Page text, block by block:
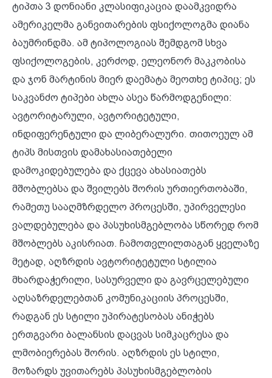
ტიპთა 3 დონიანი კლასიფიკაცია დაამკვიდრა
ამერიკელმა განვითარების ფსიქოლოგმა დიანა
ბაუმრინდმა. ამ ტიპოლოგიას შემდგომ სხვა
ფსიქოლოგების, კერძოდ, ელეონორ მაკკობისა
და ჯონ მარტინის მიერ დაემატა მეოთხე ტიპიც; ეს
საკვანძო ტიპები ახლა ასეა წარმოდგენილი:
ავტორიტარული, ავტორიტეტული,
ინდიფერენტული და ლიბერალური. თითოეულ ამ
ტიპს მისთვის დამახასიათებელი
დამოკიდებულება და ქცევა ახასიათებს
მშობლებსა და შვილებს შორის ურთიერთობაში,
რამეთუ სააღმზრდელო პროცესში, უპირველესი
ვალდებულება და პასუხისმგებლობა სწორედ რომ
მშობლებს აკისრიათ. ჩამოთვლილთაგან ყველაზე
მეტად, აღზრდის ავტორიტეტული სტილია
მხარდაჭერილი, სასურველი და გავრცელებული
აღსაზრდელებთან კომუნიკაციის პროცესში,
რადგან ეს სტილი უპირატესობას ანიჭებს
ერთგვარი ბალანსის დაცვას სიმკაცრესა და
ლმობიერებას შორის. აღზრდის ეს სტილი,
მოზარდს უვითარებს პასუხისმგებლობის